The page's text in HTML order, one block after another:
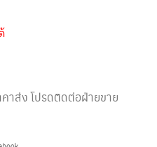
าส่ง โปรดติดต่อฝ่ายขาย